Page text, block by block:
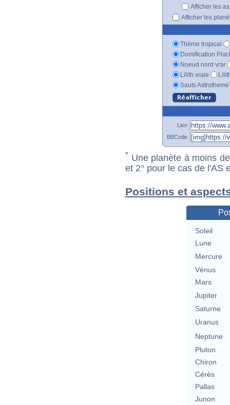
Afficher les
Afficher les
Thème tropical
Domification
Noeud nord vrai
Lilith vraie
Sauts Astrotheme
Lien
BBCode
* Une planète à moins
et 2° pour le cas de l'AS
Positions et
Soleil
Lune
Mercure
Vénus
Mars
Jupiter
Saturne
Uranus
Neptune
Pluton
Chiron
Cérès
Pallas
Junon